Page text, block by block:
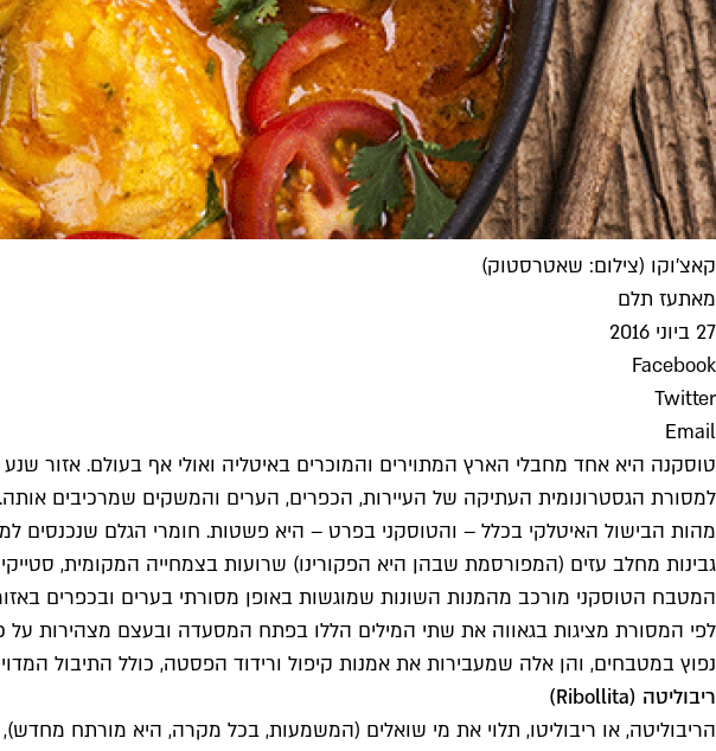
קאצ'וקו (צילום: שאטרסטוק)
מאתעז תלם
27 ביוני 2016
Facebook
Twitter
Email
טוסקנה היא אחד מחבלי הארץ המתוירים והמוכרים באיטליה ואולי אף בעולם. אזור
למסורת הגסטרונומית העתיקה של העיירות, הכפרים, הערים והמשקים שמרכיבים אותה.
מהות הבישול האיטלקי בכלל – והטוסקני בפרט – היא פשטות. חומרי הגלם
גבינות מחלב עזים (המפורסמת שבהן היא הפקורינו) שרועות בצמחייה המקומית,
לפי המסורת מציגות בגאווה את שתי המילים הללו בפתח המסעדה ובעצם מצהירות
נפוץ במטבחים, והן אלה שמעבירות את אמנות קיפול ורידוד הפסטה, כולל התיבול
ריבוליטה (Ribollita
)
הריבוליטה, או ריבוליטו, תלוי את מי שואלים (המשמעות, בכל מקרה, היא מורתח